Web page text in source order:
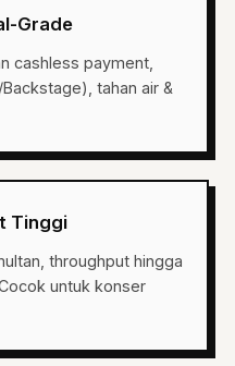
Grade
cashless payment,
tahan air &
Tinggi
throughput hingga
untuk konser